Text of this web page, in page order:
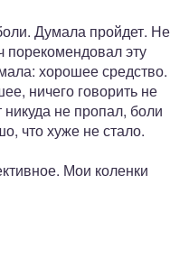
Думала пройдет. Не
эту
хорошее средство.
ничего говорить не
не пропал, боли
что хуже не стало.
Мои коленки